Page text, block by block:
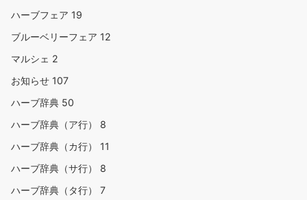
ハーブフェア 19
ブルーベリーフェア 12
マルシェ 2
お知らせ 107
ハーブ辞典 50
ハーブ辞典（ア行） 8
ハーブ辞典（カ行） 11
ハーブ辞典（サ行） 8
ハーブ辞典（タ行） 7